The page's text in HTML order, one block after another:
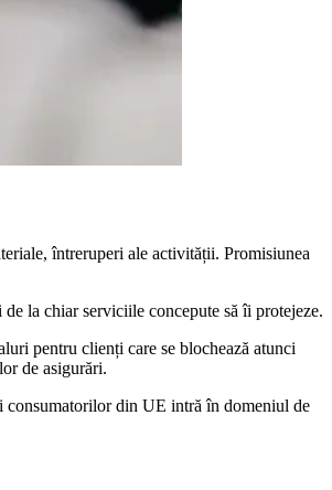
întreruperi ale activității. Promisiunea
la chiar serviciile concepute să îi protejeze.
pentru clienți care se blochează atunci
de asigurări.
consumatorilor din UE intră în domeniul de